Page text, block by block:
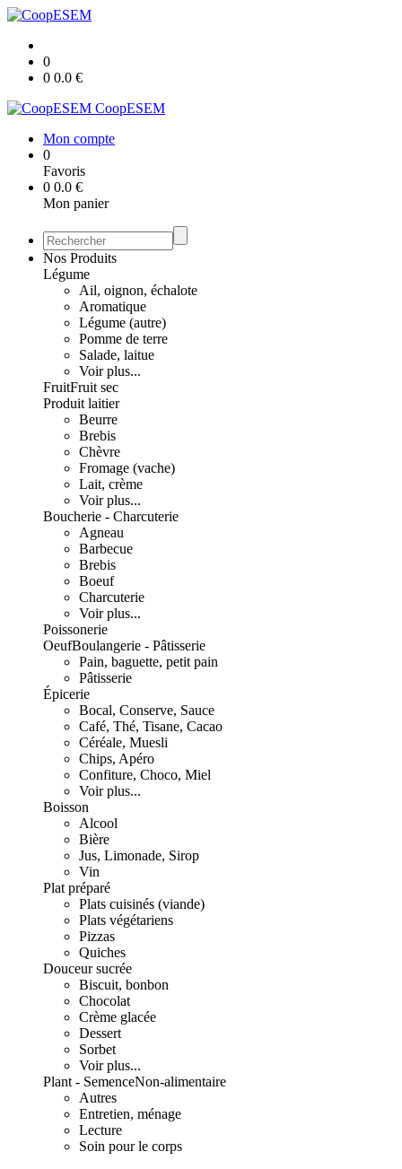
0
0 0.0 €
CoopESEM
Mon compte
0
Favoris
0 0.0 €
Mon panier
Nos Produits
Légume
Ail, oignon, échalote
Aromatique
Légume (autre)
Pomme de terre
Salade, laitue
Voir plus...
FruitFruit sec
Produit laitier
Beurre
Brebis
Chèvre
Fromage (vache)
Lait, crème
Voir plus...
Boucherie - Charcuterie
Agneau
Barbecue
Brebis
Boeuf
Charcuterie
Voir plus...
Poissonerie
OeufBoulangerie - Pâtisserie
Pain, baguette, petit pain
Pâtisserie
Épicerie
Bocal, Conserve, Sauce
Café, Thé, Tisane, Cacao
Céréale, Muesli
Chips, Apéro
Confiture, Choco, Miel
Voir plus...
Boisson
Alcool
Bière
Jus, Limonade, Sirop
Vin
Plat préparé
Plats cuisinés (viande)
Plats végétariens
Pizzas
Quiches
Douceur sucrée
Biscuit, bonbon
Chocolat
Crème glacée
Dessert
Sorbet
Voir plus...
Plant - SemenceNon-alimentaire
Autres
Entretien, ménage
Lecture
Soin pour le corps